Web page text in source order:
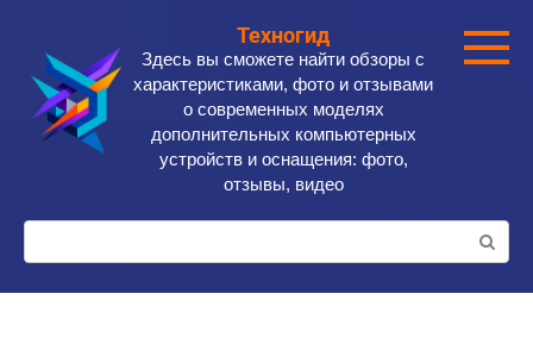
контенту
Техногид
Здесь вы сможете найти обзоры с
характеристиками, фото и отзывами
о современных моделях
дополнительных компьютерных
устройств и оснащения: фото,
отзывы, видео
Поиск: